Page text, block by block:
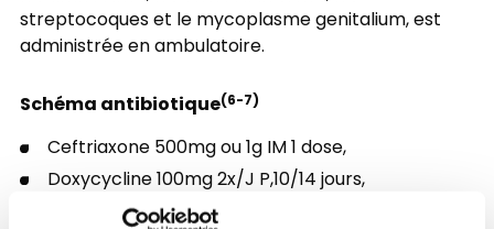
streptocoques et le mycoplasme genitalium, est
administrée en ambulatoire.
Schéma antibiotique(6-7)
Ceftriaxone 500mg ou 1g IM 1 dose,
Doxycycline 100mg 2x/J P,10/14 jours,
Métronidazole 500mg 2x/J PO 10/14 jours,